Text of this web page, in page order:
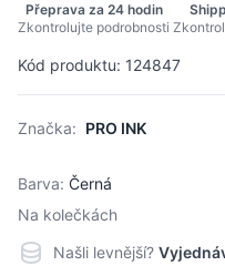
Kód produktu: 124847
Značka: PRO INK
Barva: Černá
Na kolečkách
Přeprava za 24 hodin
Zkontrolujte podrobnosti
Našli levnější?